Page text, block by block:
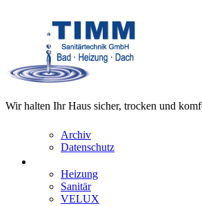
Wir halten Ihr Haus sicher, trocken und
Archiv
Datenschutz
Heizung
Sanitär
VELUX